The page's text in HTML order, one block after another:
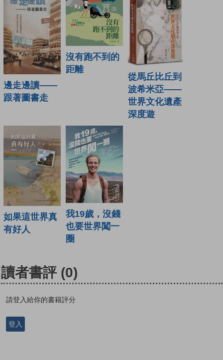
邊走邊讀——
跟著圖書走
沒有跑不到的
距離
從馬丘比丘到
波希米亞——
世界文化遺產
深度遊
如果這世界真
有好人
我19歲，沒錢
也要世界闖一
圈
讀者書評 (0)
請登入給你的書籍評分
登入